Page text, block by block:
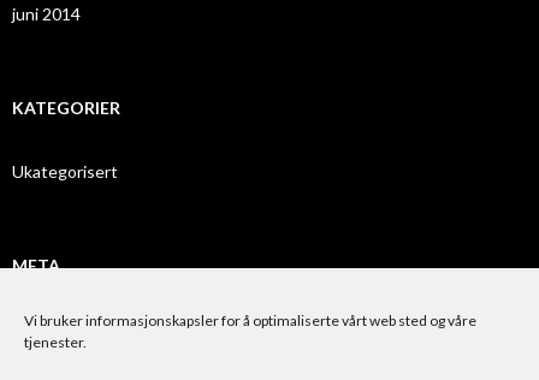
Vi bruker informasjonskapsler for å optimaliserte vårt web sted og våre
tjenester.
juni 2014
KATEGORIER
Ukategorisert
META
Logg inn